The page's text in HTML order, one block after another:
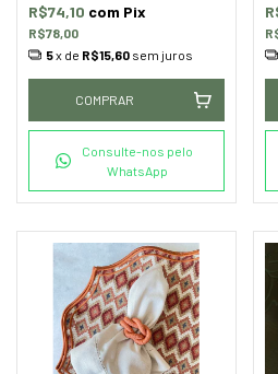
R$78,00
R$74,10 com Pix
5x de R$15,60 sem juros
COMPRAR
Consulte-nos pelo
WhatsApp